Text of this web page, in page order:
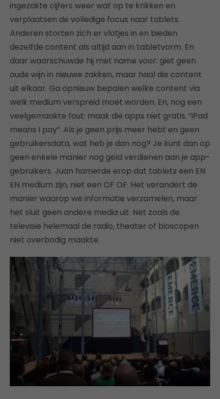
ingezakte cijfers weer wat op te krikken en
verplaatsen de volledige focus naar tablets.
Anderen storten zich er vlotjes in en bieden
dezelfde content als altijd aan in tabletvorm. En
daar waarschuwde hij met name voor: giet geen
oude wijn in nieuwe zakken, maar haal die content
uit elkaar. Ga opnieuw bepalen welke content via
welk medium verspreid moet worden. En, nog een
veelgemaakte fout: maak die apps niet gratis. “iPad
means I pay”. Als je geen prijs meer hebt en geen
gebruikersdata, wat heb je dan nog? Je kunt dan op
geen enkele manier nog geld verdienen aan je app-
gebruikers. Juan hamerde erop dat tablets een EN
EN medium zijn, niet een OF OF. Het verandert de
manier waarop we informatie verzamelen, maar
het sluit geen andere media uit. Net zoals de
televisie helemaal de radio, theater of bioscopen
niet overbodig maakte.